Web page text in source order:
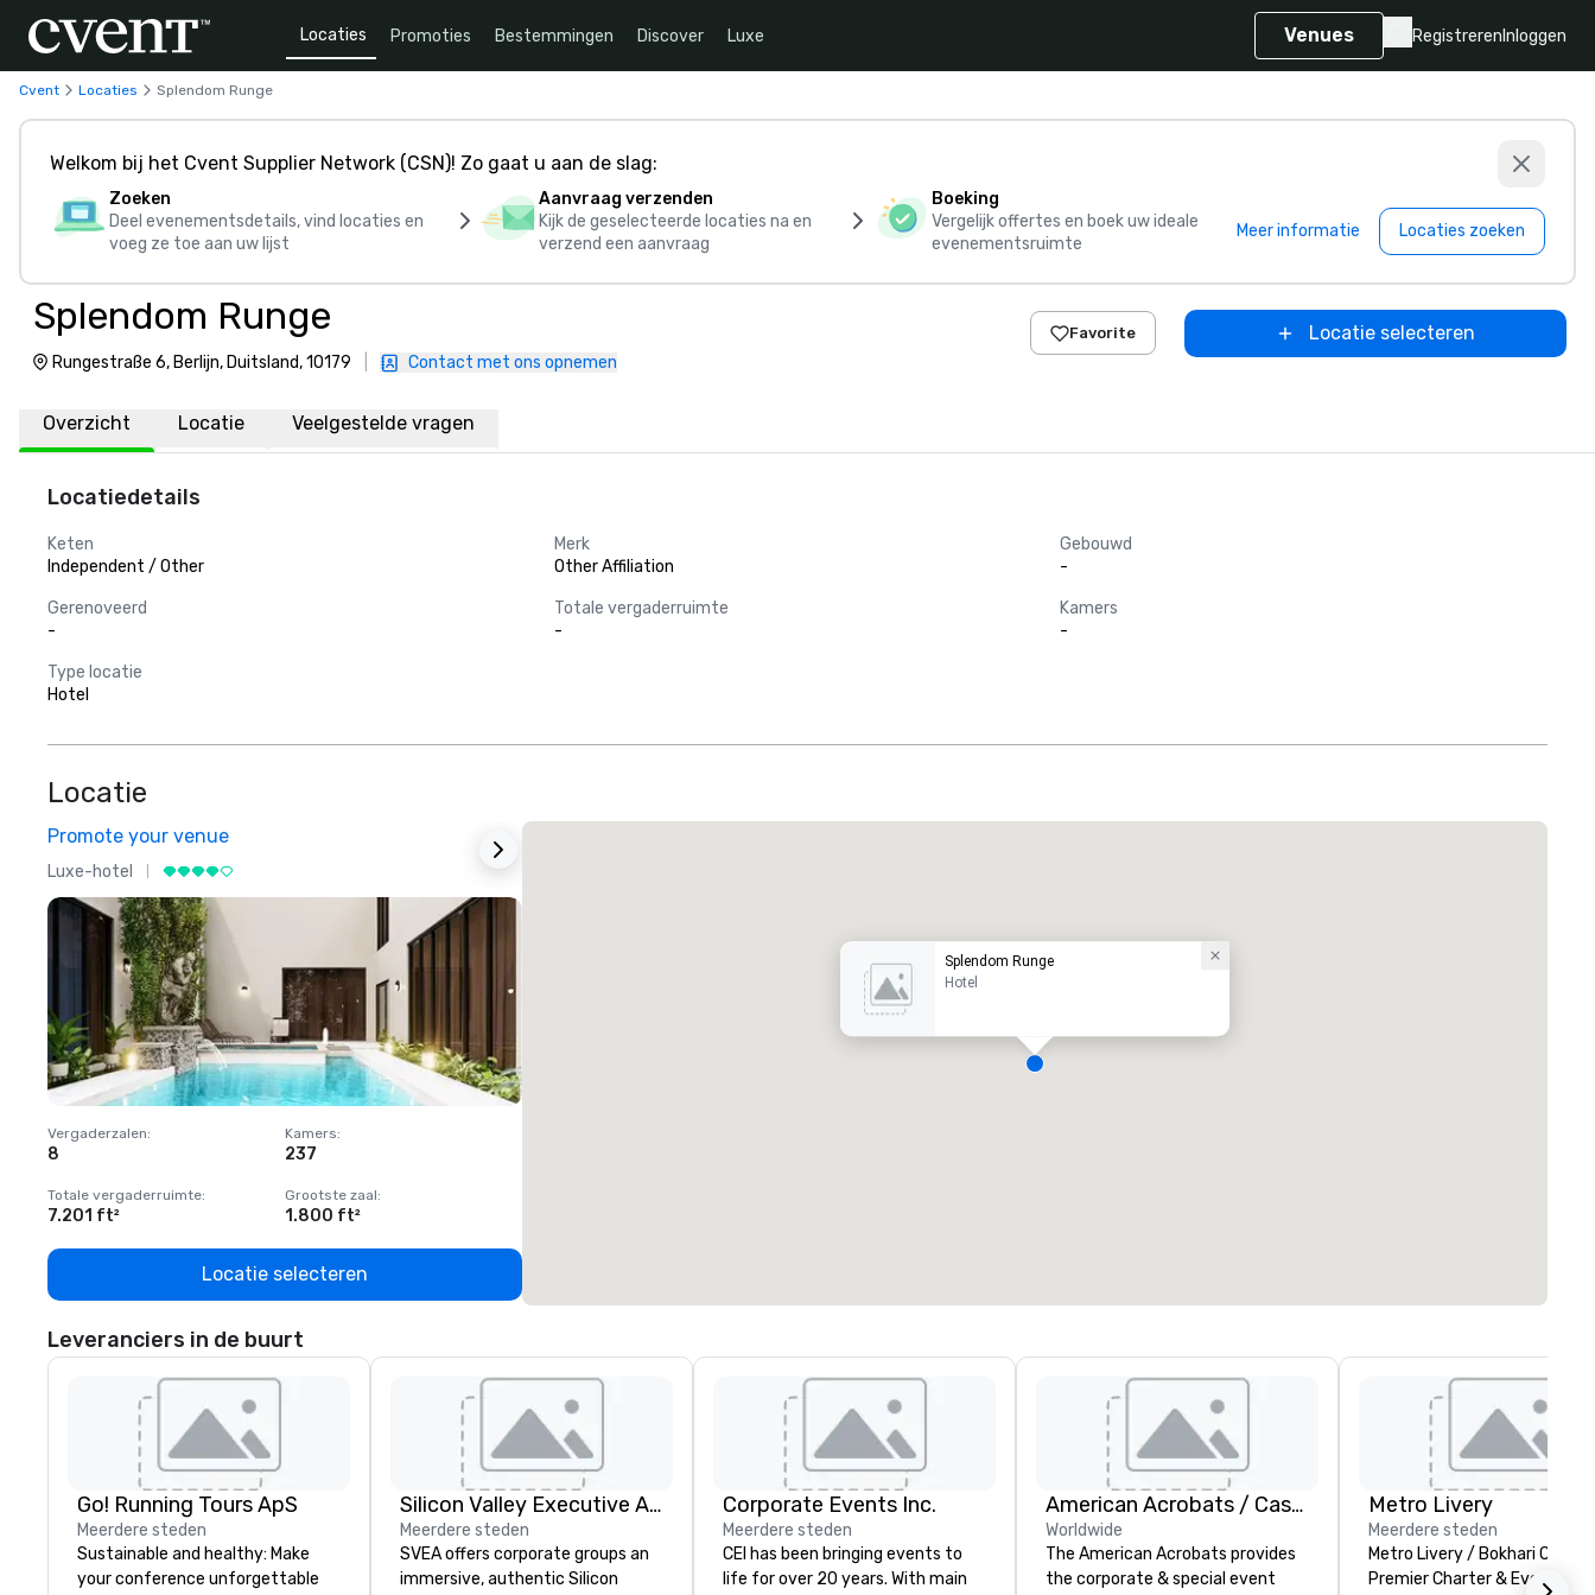
Locaties Promoties Bestemmingen Discover Luxe Venues Registreren Inloggen
Cvent Locaties Splendom Runge
Welkom bij het Cvent Supplier Network (CSN)! Zo gaat u aan de slag:
Zoeken
Deel evenementsdetails, vind locaties en
voeg ze toe aan uw lijst
Aanvraag verzenden
Kijk de geselecteerde locaties na en
verzend een aanvraag
Boeking
Vergelijk offertes en boek uw ideale
evenementsruimte
Meer informatie Locaties zoeken
Splendom Runge
Rungestraße 6, Berlijn, Duitsland, 10179 Contact met ons opnemen
Favorite Locatie selecteren
Overzicht Locatie Veelgestelde vragen
Locatiedetails
Keten
Independent / Other
Merk
Other Affiliation
Gebouwd
-
Gerenoveerd
-
Totale vergaderruimte
-
Kamers
-
Type locatie
Hotel
Locatie
Promote your venue
Luxe-hotel
Vergaderzalen:
8
Kamers:
237
Totale vergaderruimte:
7.201 ft²
Grootste zaal:
1.800 ft²
Locatie selecteren
Splendom Runge
Hotel
Leveranciers in de buurt
Go! Running Tours ApS
Meerdere steden
Sustainable and healthy: Make
your conference unforgettable
Silicon Valley Executive Academy
Meerdere steden
SVEA offers corporate groups an
immersive, authentic Silicon
Corporate Events Inc.
Meerdere steden
CEI has been bringing events to
life for over 20 years. With main
American Acrobats / Castle Productions
Worldwide
The American Acrobats provides
the corporate & special event
Metro Livery
Meerdere steden
Metro Livery / Bokhari
Premier Charter & Event